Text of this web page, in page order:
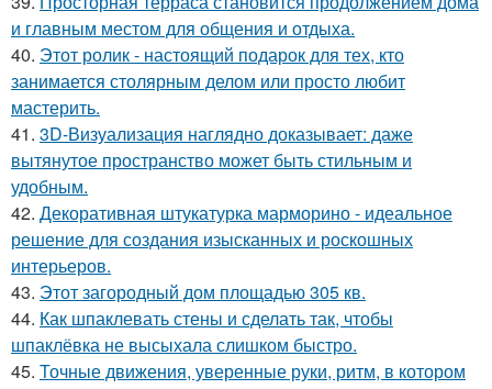
и главным местом для общения и отдыха.
40. Этот ролик - настоящий подарок для тех, кто
занимается столярным делом или просто любит
мастерить.
41. 3D-Визуализация наглядно доказывает: даже
вытянутое пространство может быть стильным и
удобным.
42. Декоративная штукатурка марморино - идеальное
решение для создания изысканных и роскошных
интерьеров.
43. Этот загородный дом площадью 305 кв.
44. Как шпаклевать стены и сделать так, чтобы
шпаклёвка не высыхала слишком быстро.
45. Точные движения, уверенные руки, ритм, в котором